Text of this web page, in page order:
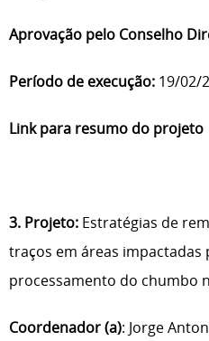
Aprovação pelo Conselho
Período de execução: 19/02/
Link para resumo do projeto
3. Projeto: Estratégias de
traços em áreas impactadas
processamento do chumbo
Coordenador (a): Jorge